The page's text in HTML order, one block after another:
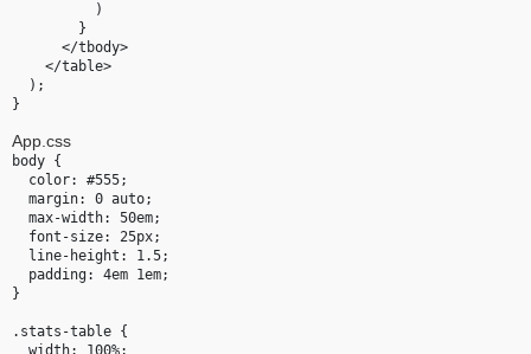
          )
        }
      </tbody>
    </table>
  );
App.css
body {
  color: #555;
  margin: 0 auto;
  max-width: 50em;
  font-size: 25px;
  line-height: 1.5;
  padding: 4em 1em;
}
.stats-table {
  width: 100%;